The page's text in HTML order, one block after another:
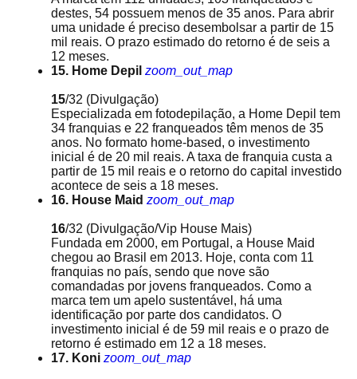
destes, 54 possuem menos de 35 anos. Para abrir
uma unidade é preciso desembolsar a partir de 15
mil reais. O prazo estimado do retorno é de seis a
12 meses.
15. Home Depil zoom_out_map
15/32 (Divulgação)
Especializada em fotodepilação, a Home Depil tem
34 franquias e 22 franqueados têm menos de 35
anos. No formato home-based, o investimento
inicial é de 20 mil reais. A taxa de franquia custa a
partir de 15 mil reais e o retorno do capital investido
acontece de seis a 18 meses.
16. House Maid zoom_out_map
16/32 (Divulgação/Vip House Mais)
Fundada em 2000, em Portugal, a House Maid
chegou ao Brasil em 2013. Hoje, conta com 11
franquias no país, sendo que nove são
comandadas por jovens franqueados. Como a
marca tem um apelo sustentável, há uma
identificação por parte dos candidatos. O
investimento inicial é de 59 mil reais e o prazo de
retorno é estimado em 12 a 18 meses.
17. Koni zoom_out_map